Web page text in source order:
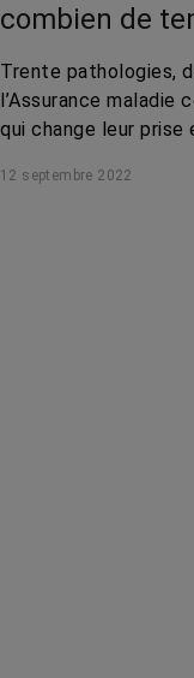
combien de
Trente pathologies,
l’Assurance
qui change leur prise
12 septembre 2022